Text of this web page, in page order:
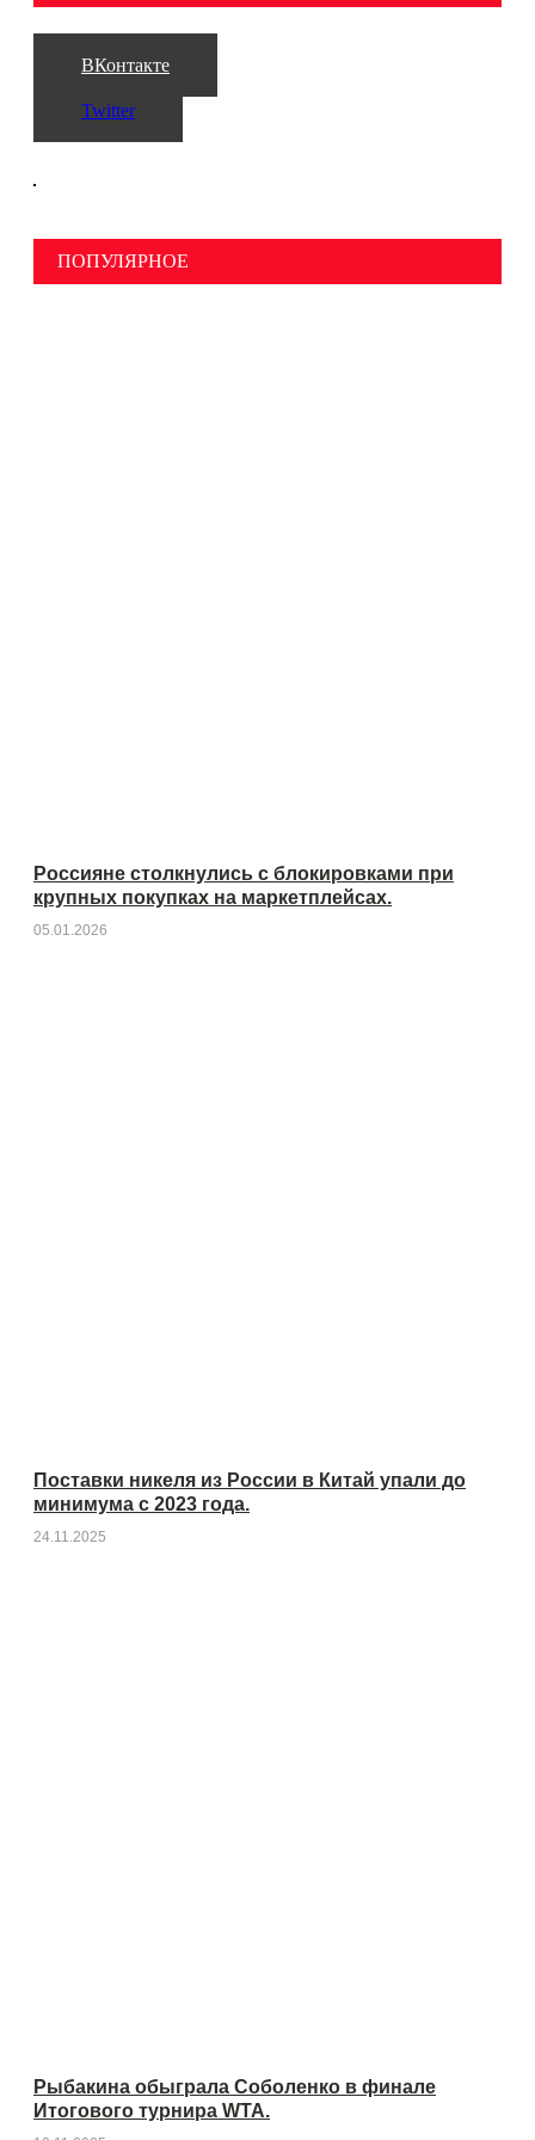
ВКонтакте
Twitter
ПОПУЛЯРНОЕ
Россияне столкнулись с блокировками при
крупных покупках на маркетплейсах.
05.01.2026
Поставки никеля из России в Китай упали до
минимума с 2023 года.
24.11.2025
Рыбакина обыграла Соболенко в финале
Итогового турнира WTA.